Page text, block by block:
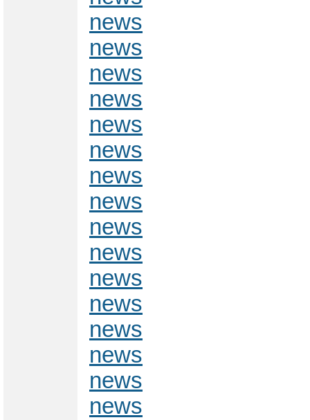
news
news
news
news
news
news
news
news
news
news
news
news
news
news
news
news